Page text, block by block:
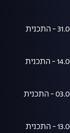
שיחת היום 31.08.23 - התכנית
שיחת היום 14.07.26 - התכנית
שיחת היום 03.09.23 - התכנית
שיחת היום 13.07.26 - התכנית